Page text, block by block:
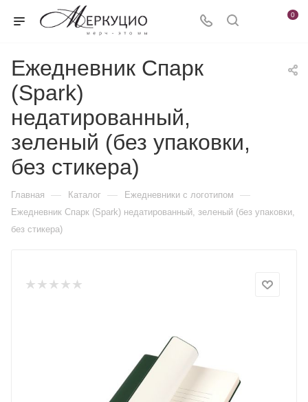
0
Ежедневник Спарк
(Spark)
недатированный,
зеленый (без упаковки,
без стикера)
Главная — Каталог — Ежедневники c логотипом —
Ежедневник Спарк (Spark) недатированный, зеленый (без упаковки,
без стикера)